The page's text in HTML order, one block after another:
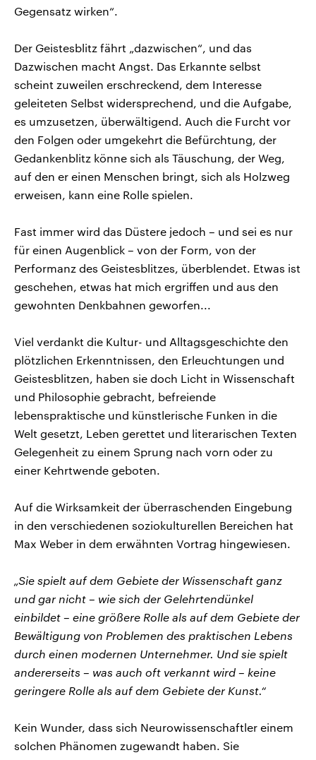
Gegensatz wirken“.
Der Geistesblitz fährt „dazwischen“, und das
Dazwischen macht Angst. Das Erkannte selbst
scheint zuweilen erschreckend, dem Interesse
geleiteten Selbst widersprechend, und die Aufgabe,
es umzusetzen, überwältigend. Auch die Furcht vor
den Folgen oder umgekehrt die Befürchtung, der
Gedankenblitz könne sich als Täuschung, der Weg,
auf den er einen Menschen bringt, sich als Holzweg
erweisen, kann eine Rolle spielen.
Fast immer wird das Düstere jedoch – und sei es nur
für einen Augenblick – von der Form, von der
Performanz des Geistesblitzes, überblendet. Etwas ist
geschehen, etwas hat mich ergriffen und aus den
gewohnten Denkbahnen geworfen...
Viel verdankt die Kultur- und Alltagsgeschichte den
plötzlichen Erkenntnissen, den Erleuchtungen und
Geistesblitzen, haben sie doch Licht in Wissenschaft
und Philosophie gebracht, befreiende
lebenspraktische und künstlerische Funken in die
Welt gesetzt, Leben gerettet und literarischen Texten
Gelegenheit zu einem Sprung nach vorn oder zu
einer Kehrtwende geboten.
Auf die Wirksamkeit der überraschenden Eingebung
in den verschiedenen soziokulturellen Bereichen hat
Max Weber in dem erwähnten Vortrag hingewiesen.
„Sie spielt auf dem Gebiete der Wissenschaft ganz
und gar nicht – wie sich der Gelehrtendünkel
einbildet – eine größere Rolle als auf dem Gebiete der
Bewältigung von Problemen des praktischen Lebens
durch einen modernen Unternehmer. Und sie spielt
andererseits – was auch oft verkannt wird – keine
geringere Rolle als auf dem Gebiete der Kunst.“
Kein Wunder, dass sich Neurowissenschaftler einem
solchen Phänomen zugewandt haben. Sie